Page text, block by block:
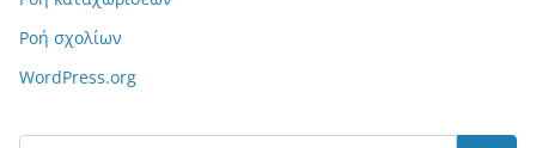
Ροή σχολίων
WordPress.org